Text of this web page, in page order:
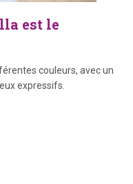
est le
couleurs, avec un
expressifs.